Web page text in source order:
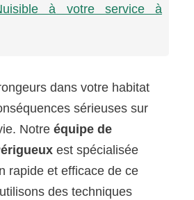
à votre service à
dans votre habitat
sérieuses sur
Notreéquipe de
est spécialisée
rapide et efficace de ce
des techniques